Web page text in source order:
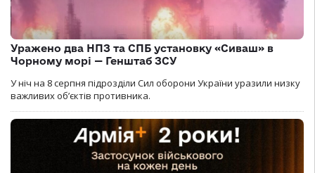
Уражено два НПЗ та СПБ установку «Сиваш» в
Чорному морі — Генштаб ЗСУ
У ніч на 8 серпня підрозділи Сил оборони України уразили низку
важливих об’єктів противника.